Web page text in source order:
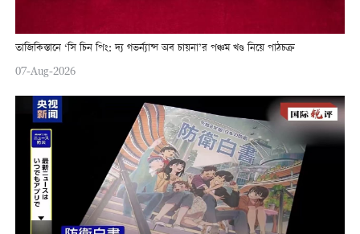
তাজিকিস্তানে ‘সি চিন পিং: দ্য গভর্ন্যান্স অব চায়না’র পঞ্চম খণ্ড নিয়ে পাঠচক্র
07-Aug-2026